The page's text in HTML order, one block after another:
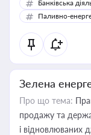
Банківська
Паливно-
Зелена
Про що тема:
продажу та
і відновлюваних